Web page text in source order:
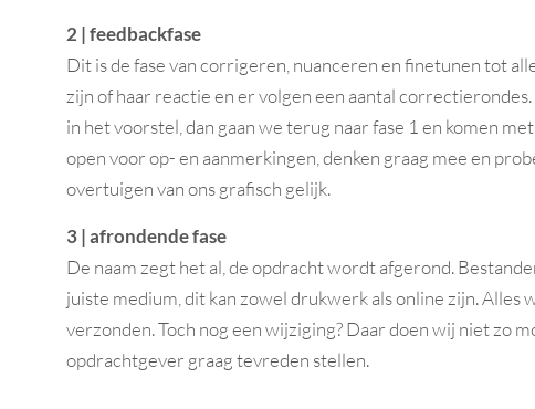
2 | feedbackfase
Dit is de fase van corrigeren, nuanceren en finetunen tot
zijn of haar reactie en er volgen een aantal
in het voorstel, dan gaan we terug naar fase 1 en komen
open voor op- en aanmerkingen, denken graag mee en
overtuigen van ons grafisch gelijk.
3 | afrondende fase
De naam zegt het al, de opdracht wordt afgerond.
juiste medium, dit kan zowel drukwerk als online zijn. Alles
verzonden. Toch nog een wijziging? Daar doen wij niet zo
opdrachtgever graag tevreden stellen.